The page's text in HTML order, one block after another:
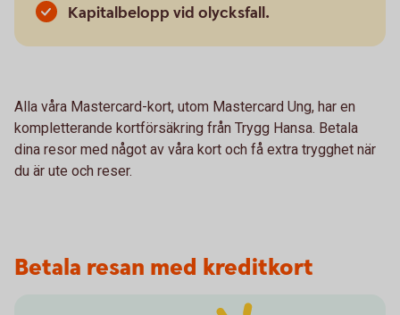
Kapitalbelopp vid olycksfall.
Alla våra Mastercard-kort, utom Mastercard Ung, har en
kompletterande kortförsäkring från Trygg Hansa. Betala
dina resor med något av våra kort och få extra trygghet när
du är ute och reser.
Betala resan med kreditkort